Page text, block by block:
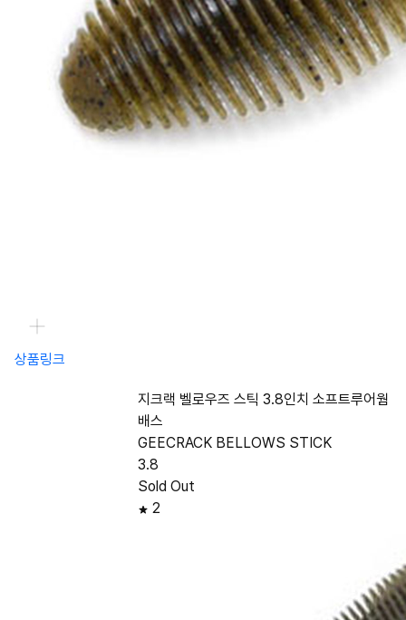
상품링크
지크랙 벨로우즈 스틱 3.8인치 소프트루어웜
배스
GEECRACK BELLOWS STICK
3.8
Sold Out
2